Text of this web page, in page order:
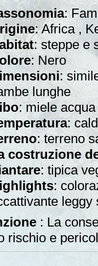
:
: Africa ,
: steppe e
: Nero
:
lunghe
: miele
:
: terreno
costruzione
: tipica
:
: La
rischio e